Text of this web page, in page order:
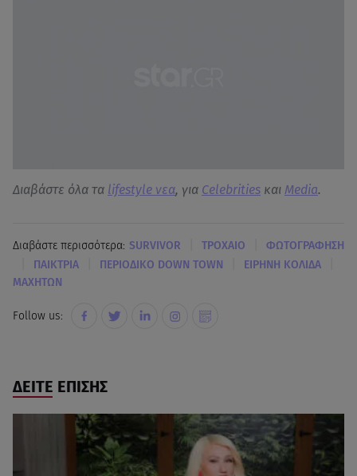
Διαβάστε όλα τα lifestyle νεα, για Celebrities και Media.
Διαβάστε περισσότερα: SURVIVOR ΤΡΟΧΑΙΟ ΦΩΤΟΓΡΑΦΗΣΗ
ΠΑΙΚΤΡΙΑ ΠΕΡΙΟΔΙΚΟ DOWN TOWN ΕΙΡΗΝΗ ΚΟΛΙΔΑ
ΜΑΧΗΤΩΝ
Follow us:
ΔΕΙΤΕ ΕΠΙΣΗΣ